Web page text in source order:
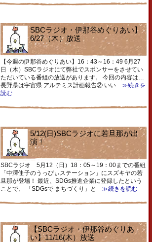
SBCラジオ・伊那谷めぐりあい】
6/27（木）放送
【今週の伊那谷めぐりあい】16：43～16：49 6月27
日（木）SBCラジオにて弊社でスポンサーをさせてい
ただいている番組の放送があります。 今回の内容は…
長野県は宇宙県 アルテミス計画報告② いい ≫続きを
読む
5/12(日)SBCラジオに若旦那が出
演！
SBCラジオ 5月12（日）18：05～19：00までの番組
「中澤佳子のうっぴぃステーション」にスズキヤの若
旦那が登場！ 最近、SDGs推進企業に登録したという
ことで、 「SDGsで まちづくり」と
≫続きを読む
【SBCラジオ・伊那谷めぐりあ
い】11/16(木）放送